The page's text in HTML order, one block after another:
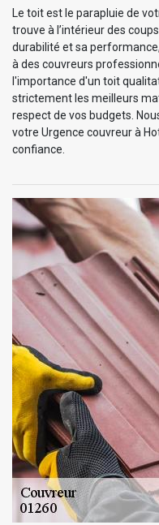
Le toit est le parapluie de
trouve à l’intérieur des
durabilité et sa
à des couvreurs
l'importance d'un toit
strictement les meilleurs
respect de vos budgets.
votre Urgence couvreur à
confiance.